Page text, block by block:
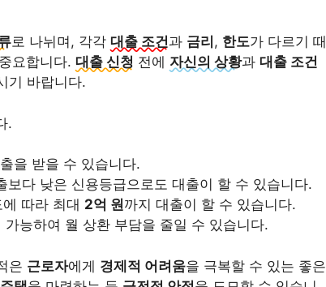
로 나뉘며, 각각 대출 조건과 금리 , 한도가 다르기 때
요합니다. 대출 신청 전에 자신의 상황과 대출 조건
기 바랍니다.
.
을 받을 수 있습니다.
보다 낮은 신용등급으로도 대출이 할 수 있습니다.
따라 최대 2억 원까지 대출이 할 수 있습니다.
가능하여 월 상환 부담을 줄일 수 있습니다.
은 근로자에게 경제적 어려움을 극복할 수 있는 좋은